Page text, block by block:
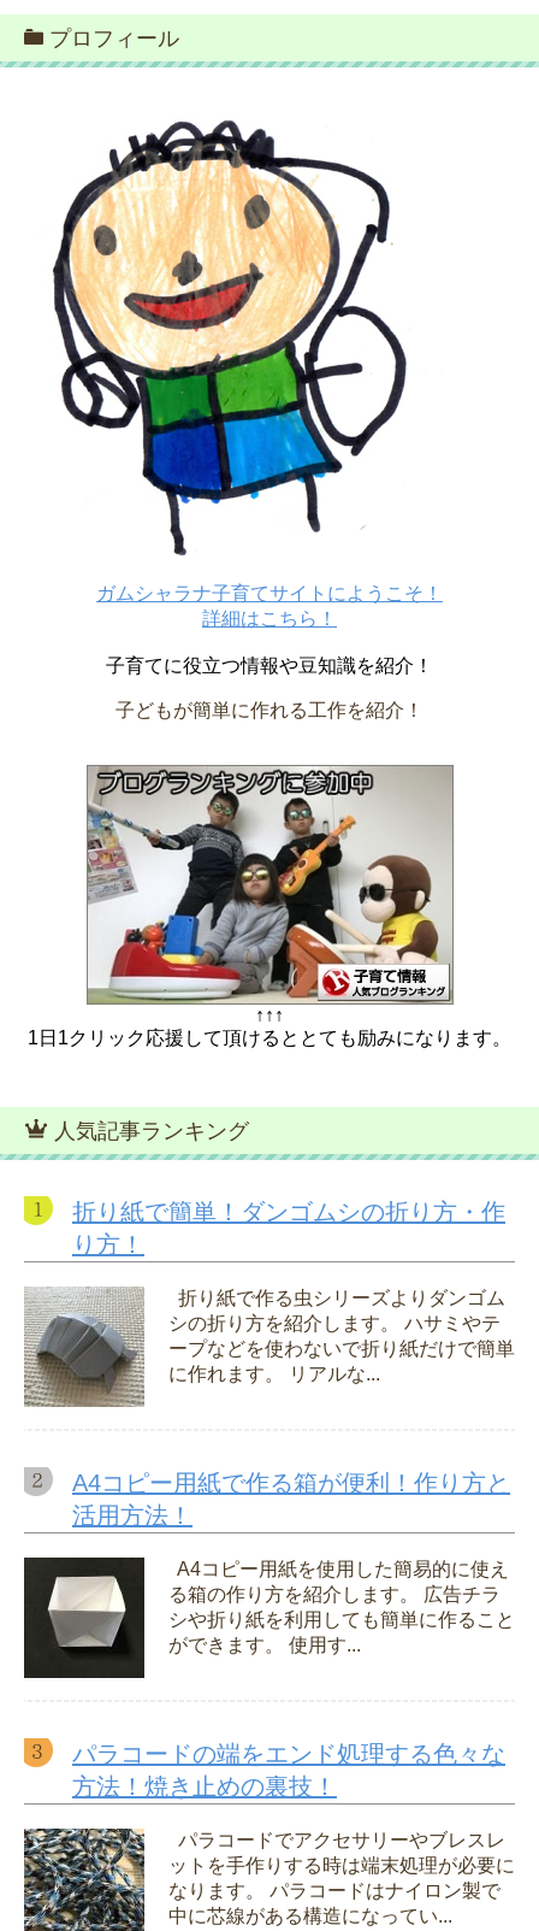
プロフィール
ガムシャラナ子育てサイトにようこそ！
詳細はこちら！
子育てに役立つ情報や豆知識を紹介！
子どもが簡単に作れる工作を紹介！
↑↑↑
1日1クリック応援して頂けるととても励みになります。
人気記事ランキング
折り紙で簡単！ダンゴムシの折り方・作
り方！
折り紙で作る虫シリーズよりダンゴム
シの折り方を紹介します。 ハサミやテ
ープなどを使わないで折り紙だけで簡単
に作れます。 リアルな...
A4コピー用紙で作る箱が便利！作り方と
活用方法！
A4コピー用紙を使用した簡易的に使え
る箱の作り方を紹介します。 広告チラ
シや折り紙を利用しても簡単に作ること
ができます。 使用す...
パラコードの端をエンド処理する色々な
方法！焼き止めの裏技！
パラコードでアクセサリーやブレスレ
ットを手作りする時は端末処理が必要に
なります。 パラコードはナイロン製で
中に芯線がある構造になってい...